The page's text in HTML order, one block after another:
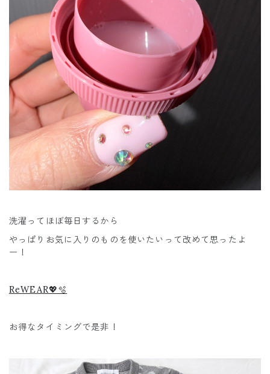
洗濯ってほぼ毎日するから
やっぱりお気に入りのものを使いたいって改めて思ったよ
ー！
ReWEAR💖🫧
お得なタイミングで是非！